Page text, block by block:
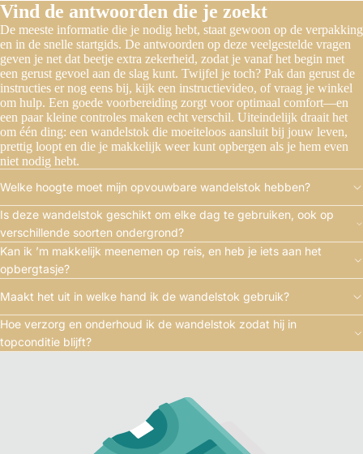
Vind de antwoorden die je zoekt
De meeste informatie die je nodig hebt, staat gewoon op de verpakking
en in de snelle startgids. De antwoorden op deze veelgestelde vragen
geven je net dat beetje extra zekerheid, zodat je vanaf het begin met
een gerust gevoel aan de slag kunt. Twijfel je toch? Pak dan gerust de
instructies er nog eens bij, kijk een instructievideo, of vraag je winkel
om hulp. Een goede voorbereiding zorgt voor optimaal comfort—en
een paar kleine controles maken echt verschil. Uiteindelijk draait het
om één ding: een wandelstok die moeiteloos aansluit bij jouw leven,
prettig loopt en die je makkelijk weer kunt opbergen als je hem even
niet nodig hebt.
Welke hoogte moet mijn opvouwbare wandelstok hebben?
Is deze wandelstok geschikt om elke dag te gebruiken, ook op
verschillende soorten ondergrond?
Kan ik ’m makkelijk meenemen op reis, en heb je iets aan het
opbergtasje?
Maakt het uit in welke hand ik de wandelstok gebruik?
Hoe verzorg en onderhoud ik de wandelstok zodat hij in
topconditie blijft?